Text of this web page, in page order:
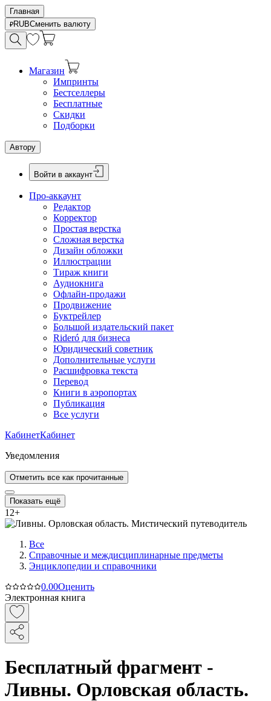
Главная
RUBСменить валюту
Магазин
Импринты
Бестселлеры
Бесплатные
Скидки
Подборки
Автору
Войти в аккаунт
Про-аккаунт
Редактор
Корректор
Простая верстка
Сложная верстка
Дизайн обложки
Иллюстрации
Тираж книги
Аудиокнига
Офлайн-продажи
Продвижение
Буктрейлер
Большой издательский пакет
Rideró для бизнеса
Юридический советник
Дополнительные услуги
Расшифровка текста
Перевод
Книги в аэропортах
Публикация
Все услуги
КабинетКабинет
Уведомления
Отметить все как прочитанные
Показать ещё
12+
Все
Справочные и междисциплинарные предметы
Энциклопедии и справочники
0.00Оценить
Электронная книга
Бесплатный фрагмент -
Ливны. Орловская область.